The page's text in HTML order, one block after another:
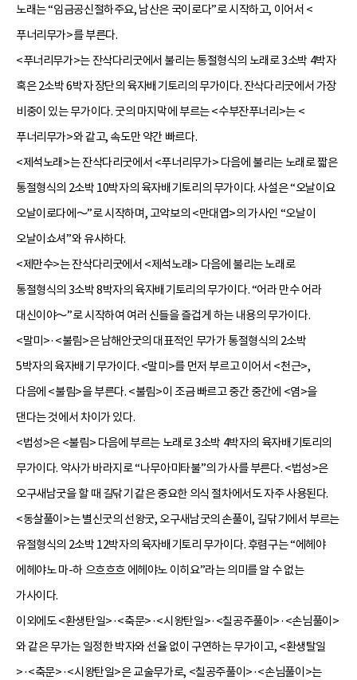
노래는 “임금공신절하주요, 남산은 국이로다”로 시작하고, 이어서 <
푸너리무가>를 부른다.
<푸너리무가>는 잔삭다리굿에서 불리는 통절형식의 노래로 3소박 4박자
혹은 2소박 6박자 장단의 육자배기토리의 무가이다. 잔삭다리굿에서 가장
비중이 있는 무가이다. 굿의 마지막에 부르는 <수부잔푸너리>는 <
푸너리무가>와 같고, 속도만 약간 빠르다.
<제석노래>는 잔삭다리굿에서 <푸너리무가> 다음에 불리는 노래로 짧은
통절형식의 2소박 10박자의 육자배기토리의 무가이다. 사설은 “오날이요
오날이로다에～”로 시작하며, 고악보의 <만대엽>의 가사인 “오날이
오날이쇼셔”와 유사하다.
<제만수>는 잔삭다리굿에서 <제석노래> 다음에 불리는 노래로
통절형식의 3소박 8박자의 육자배기토리의 무가이다. “어라 만수 어라
대신이야～”로 시작하여 여러 신들을 즐겁게 하는 내용의 무가이다.
<말미>·<불림>은 남해안굿의 대표적인 무가가 통절형식의 2소박
5박자의 육자배기 무가이다. <말미>를 먼저 부르고 이어서 <천근>,
다음에 <불림>을 부른다. <불림>이 조금 빠르고 중간 중간에 <염>을
댄다는 것에서 차이가 있다.
<법성>은 <불림> 다음에 부르는 노래로 3소박 4박자의 육자배기토리의
무가이다. 악사가 바라지로 “나무아미타불”의 가사를 부른다. <법성>은
오구새남굿을 할 때 길닦기 같은 중요한 의식 절차에서도 자주 사용된다.
<동살풀이>는 별신굿의 선왕굿, 오구새남굿의 손풀이, 길닦기에서 부르는
유절형식의 2소박 12박자의 육자배기토리 무가이다. 후렴구는 “에헤야
에헤야노 마-하 으흐흐흐 에헤야노 이히요”라는 의미를 알 수 없는
가사이다.
이외에도 <환생탄일>·<축문>·<시왕탄일>·<칠공주풀이>·<손님풀이>
와 같은 무가는 일정한 박자와 선율 없이 구연하는 무가이고, <환생탈일
>·<축문>·<시왕탄일>은 교술무가로, <칠공주풀이>·<손님풀이>는